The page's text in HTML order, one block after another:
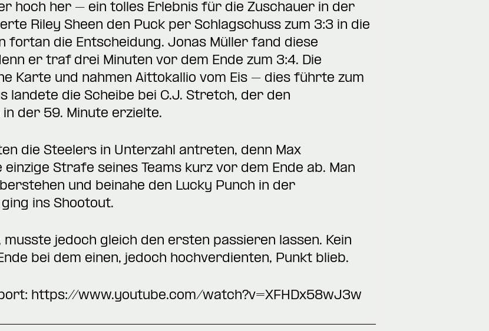
hoch her – ein tolles Erlebnis für die Zuschauer in der
Riley Sheen den Puck per Schlagschuss zum 3:3 in die
fortan die Entscheidung. Jonas Müller fand diese
er traf drei Minuten vor dem Ende zum 3:4. Die
Karte und nahmen Aittokallio vom Eis – dies führte zum
landete die Scheibe bei C.J. Stretch, der den
der 59. Minute erzielte.
die Steelers in Unterzahl antreten, denn Max
Strafe seines Teams kurz vor dem Ende ab. Man
und beinahe den Lucky Punch in der
ins Shootout.
jedoch gleich den ersten passieren lassen. Kein
bei dem einen, jedoch hochverdienten, Punkt blieb.
https://www.youtube.com/watch?v=XFHDx58wJ3w